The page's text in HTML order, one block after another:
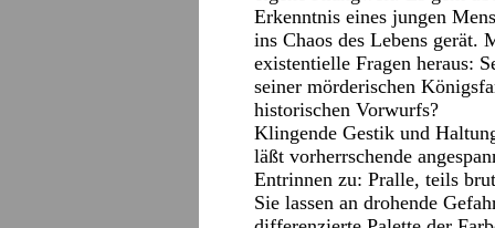
Erkenntnis eines jungen
ins Chaos des Lebens gerät.
existentielle Fragen heraus:
seiner mörderischen
historischen Vorwurfs?
Klingende Gestik und
läßt vorherrschende
Entrinnen zu: Pralle, teils
Sie lassen an drohende